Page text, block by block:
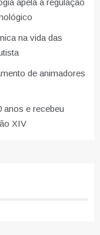
apela a regulação
na vida das
de animadores
anos e recebeu
XIV